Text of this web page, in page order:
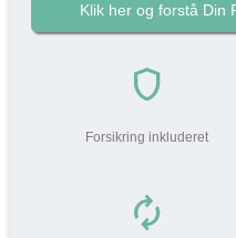
Klik her og forstå Din
shield
Forsikring inkluderet
autorenew